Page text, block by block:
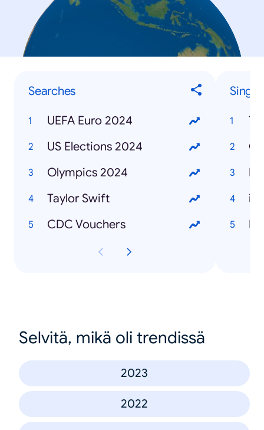
Searches
UEFA Euro 2024
US Elections 2024
Olympics 2024
Taylor Swift
CDC Vouchers
Selvitä, mikä oli trendissä
2023
2022